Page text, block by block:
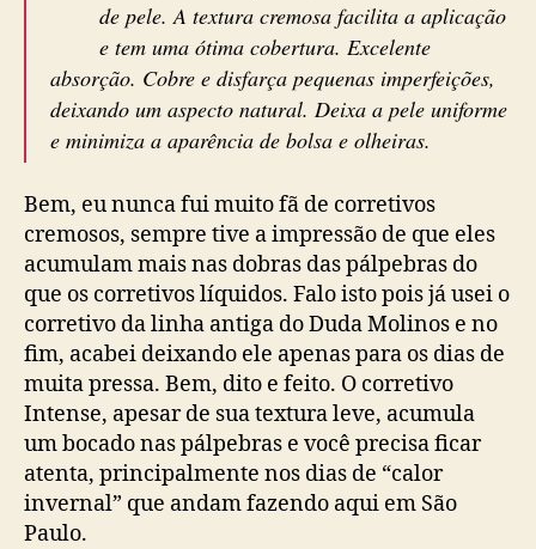
de pele. A textura cremosa facilita a aplicação
e tem uma ótima cobertura. Excelente
absorção. Cobre e disfarça pequenas imperfeições,
deixando um aspecto natural. Deixa a pele uniforme
e minimiza a aparência de bolsa e olheiras.
Bem, eu nunca fui muito fã de corretivos
cremosos, sempre tive a impressão de que eles
acumulam mais nas dobras das pálpebras do
que os corretivos líquidos. Falo isto pois já usei o
corretivo da linha antiga do Duda Molinos e no
fim, acabei deixando ele apenas para os dias de
muita pressa. Bem, dito e feito. O corretivo
Intense, apesar de sua textura leve, acumula
um bocado nas pálpebras e você precisa ficar
atenta, principalmente nos dias de “calor
invernal” que andam fazendo aqui em São
Paulo.